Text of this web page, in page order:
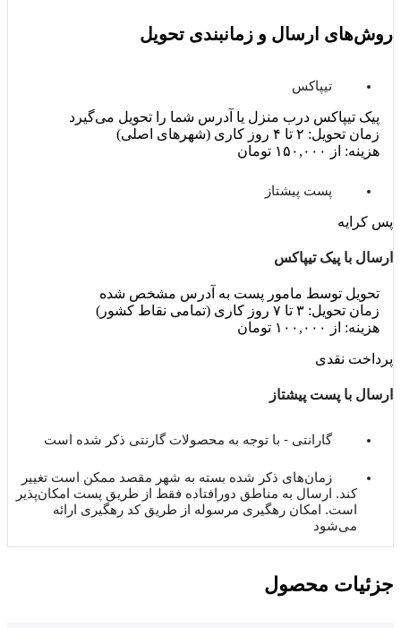
روش‌های ارسال و زمانبندی تحویل
تیپاکس
پیک تیپاکس درب منزل یا آدرس شما را تحویل می‌گیرد
زمان تحویل: ۲ تا ۴ روز کاری (شهرهای اصلی)
هزینه: از ۱۵۰,۰۰۰ تومان
پست پیشتاز
پس کرایه
ارسال با پیک تیپاکس
تحویل توسط مامور پست به آدرس مشخص شده
زمان تحویل: ۳ تا ۷ روز کاری (تمامی نقاط کشور)
هزینه: از ۱۰۰,۰۰۰ تومان
پرداخت نقدی
ارسال با پست پیشتاز
گارانتی - با توجه به محصولات گارنتی ذکر شده است
زمان‌های ذکر شده بسته به شهر مقصد ممکن است تغییر
کند. ارسال به مناطق دورافتاده فقط از طریق پست امکان‌پذیر
است. امکان رهگیری مرسوله از طریق کد رهگیری ارائه
می‌شود
جزئیات محصول